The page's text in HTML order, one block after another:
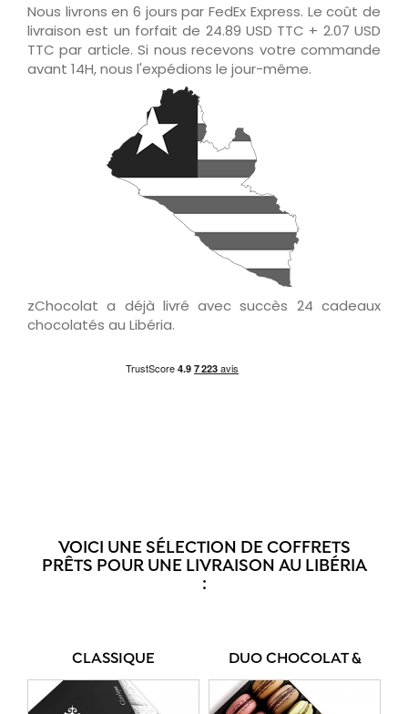
Nous livrons en 6 jours par FedEx Express. Le coût de
livraison est un forfait de 24.89 USD TTC + 2.07 USD
TTC par article. Si nous recevons votre commande
avant 14H, nous l'expédions le jour-même.
zChocolat a déjà livré avec succès 24 cadeaux
chocolatés au Libéria.
VOICI UNE SÉLECTION DE COFFRETS
PRÊTS POUR UNE LIVRAISON AU LIBÉRIA
:
CLASSIQUE DUO CHOCOLAT &